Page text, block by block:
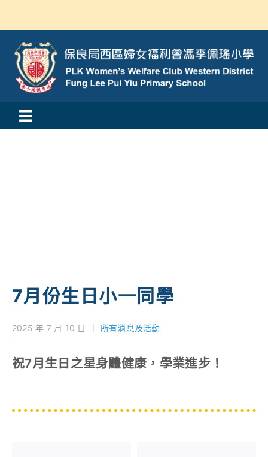
content
Toggle
我們的成就
對外聯繫
聯絡我們
7月份生日小一同學
2025 年 7 月 10 日 所有消息及活動
祝7月生日之星身體健康，學業進步！